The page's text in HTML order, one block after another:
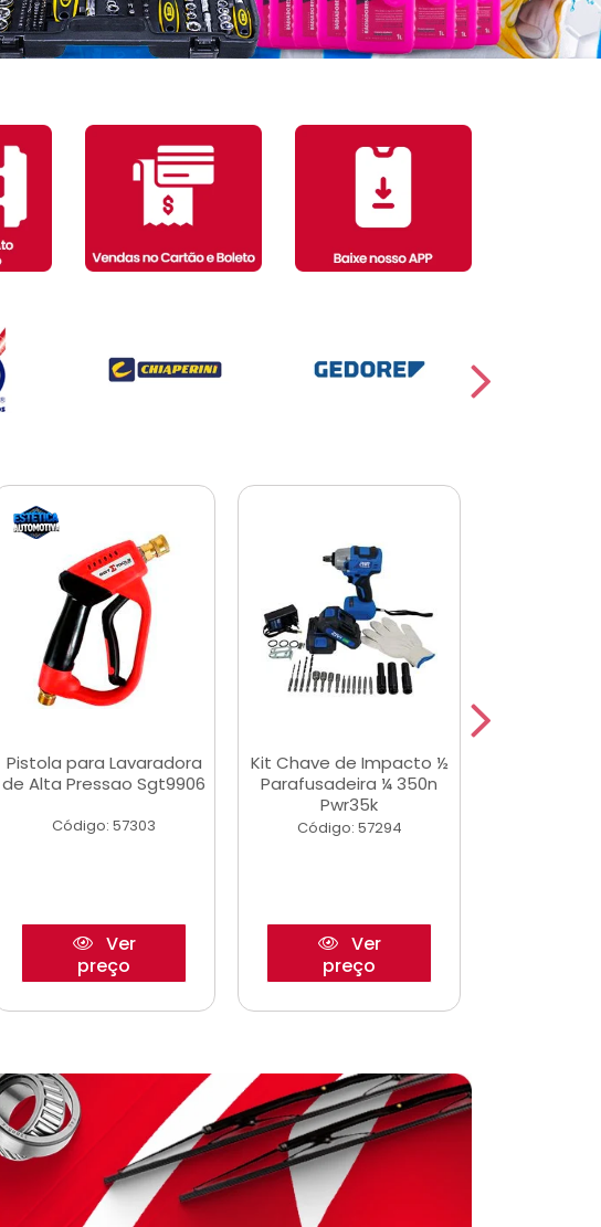
Pistola para Lavaradora
de Alta Pressao Sgt9906
Código: 57303
Ver
preço
Kit Chave de Impacto ½
Parafusadeira ¼ 350n
Pwr35k
Código: 57294
Ver
preço